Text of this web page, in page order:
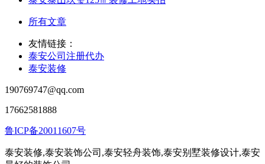
所有文章
友情链接：
泰安公司注册代办
泰安装修
190769747@qq.com
17662581888
鲁ICP备20011607号
泰安装修,泰安装饰公司,泰安轻舟装饰,泰安别墅装修设计,泰安